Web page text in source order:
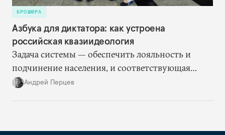
БРОШЮРА
Азбука для диктатора: как устроена
российская квазиидеология
Задача системы — обеспечить лояльность и
подчинение населения, и соответствующая
«идеология» формируется именно исходя из
Андрей Перцев